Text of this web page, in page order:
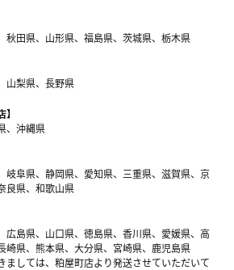
秋田県、山形県、福島県、茨城県、栃木県
山梨県、長野県
、沖縄県
岐阜県、静岡県、愛知県、三重県、滋賀県、京
良県、和歌山県
広島県、山口県、徳島県、香川県、愛媛県、高
崎県、熊本県、大分県、宮崎県、鹿児島県
しては、粕屋町店より発送させていただいて